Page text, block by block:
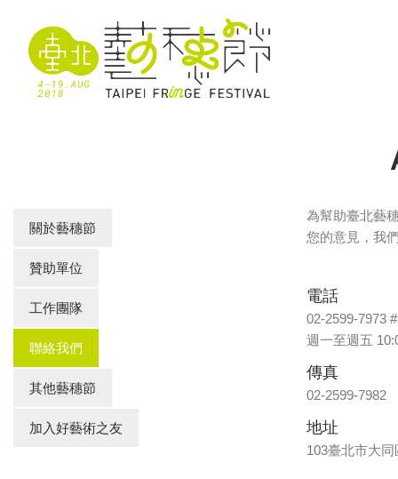
關於藝穗節
贊助單位
工作團隊
聯絡我們
其他藝穗節
加入好藝術之友
為幫助臺北藝
您的意見，我
電話
02-2599-7973
週一至週五
傳真
02-2599-7982
地址
103臺北市大